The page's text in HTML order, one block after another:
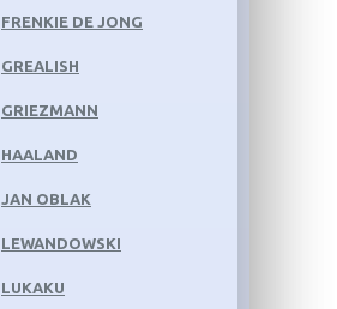
FRENKIE DE JONG
GREALISH
GRIEZMANN
HAALAND
JAN OBLAK
LEWANDOWSKI
LUKAKU